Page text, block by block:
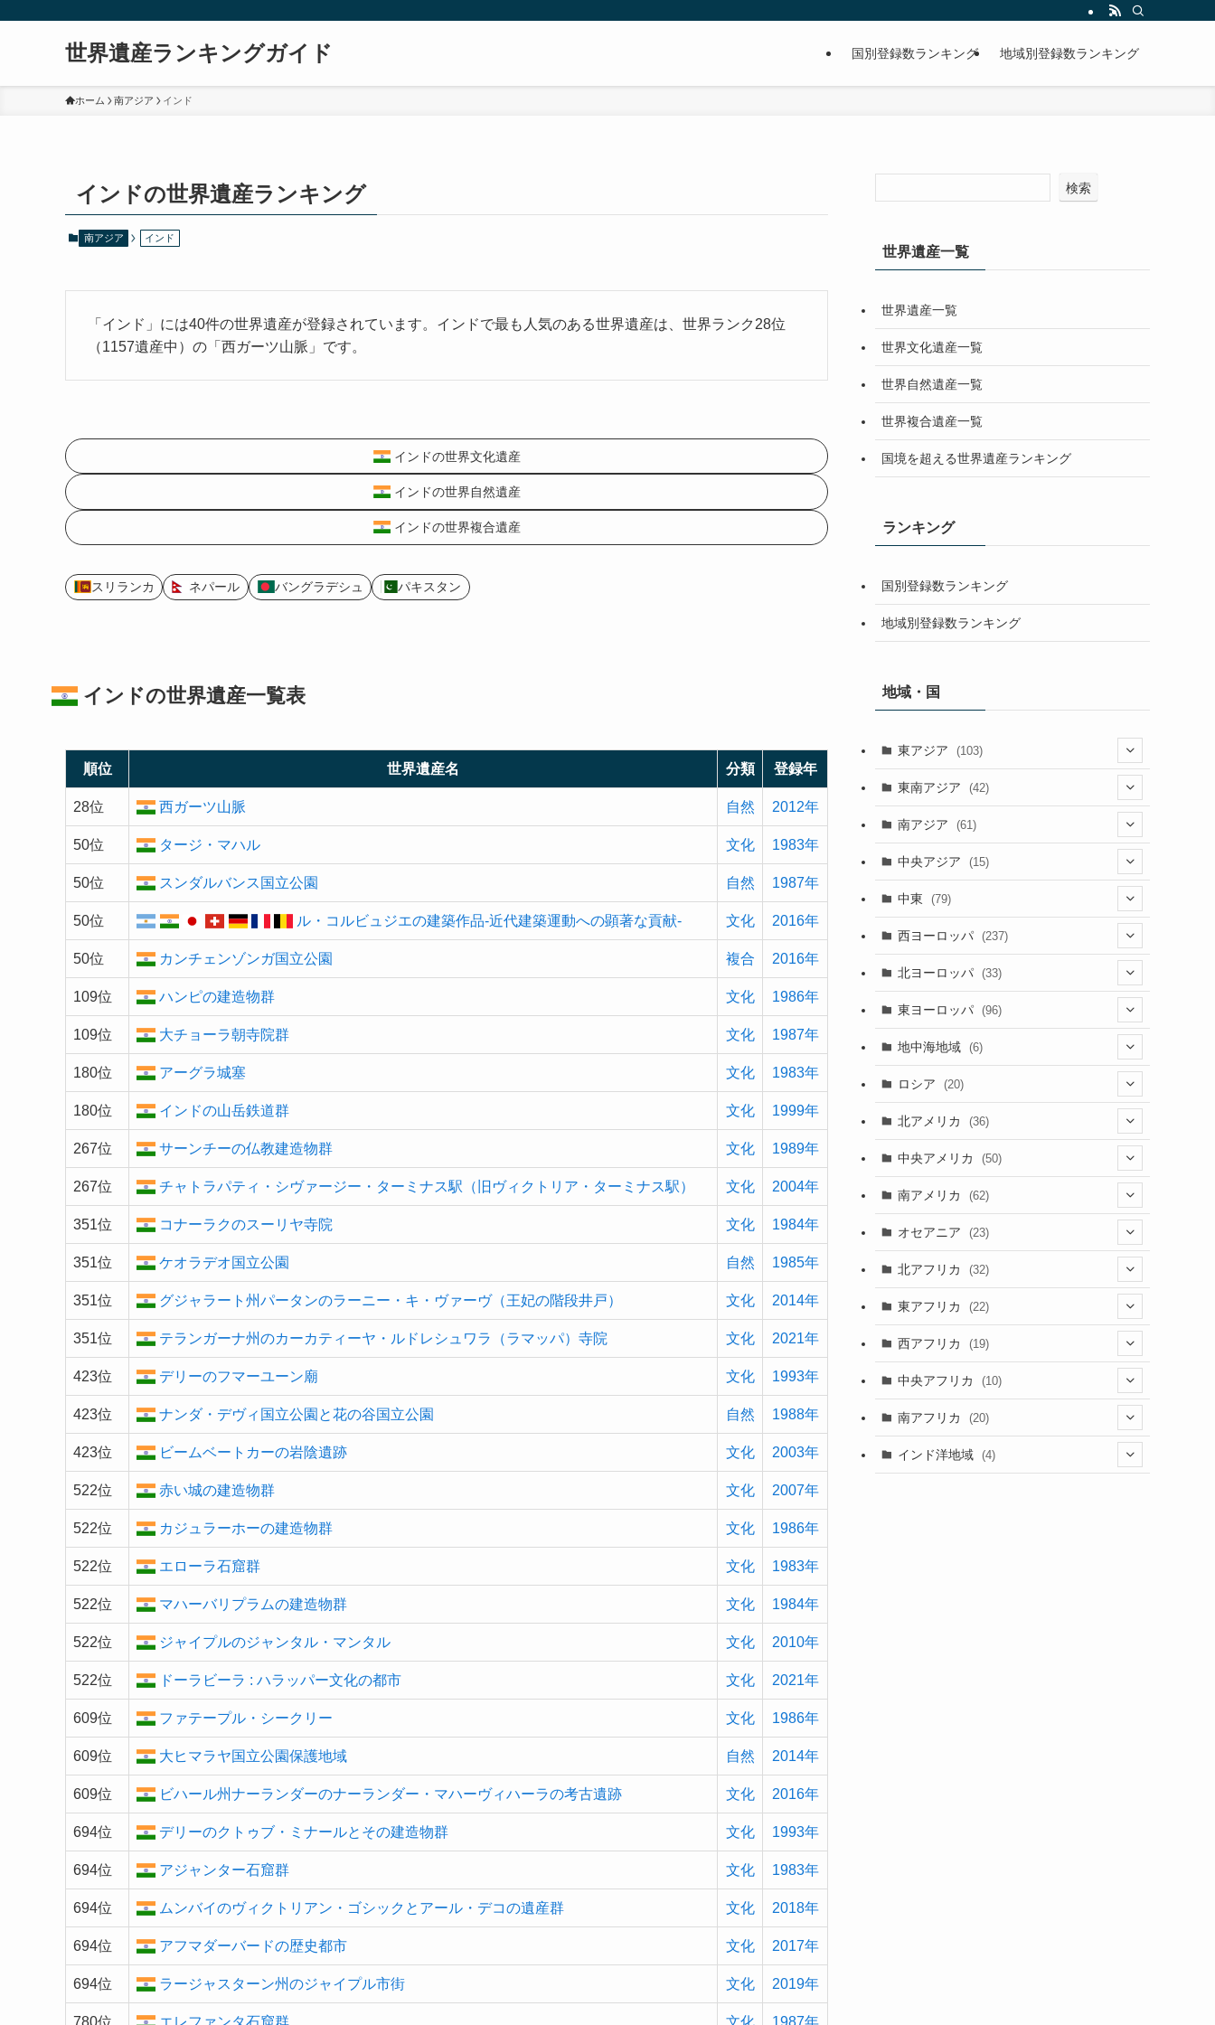
世界遺産ランキングガイド 国別登録数ランキング 地域別登録数ランキング
ホーム 南アジア インド
インドの世界遺産ランキング
南アジア インド
「インド」には40件の世界遺産が登録されています。インドで最も人気のある世界遺産は、世界ランク28位
（1157遺産中）の「西ガーツ山脈」です。
インドの世界文化遺産
インドの世界自然遺産
インドの世界複合遺産
スリランカ ネパール バングラデシュ パキスタン
インドの世界遺産一覧表
順位 世界遺産名 分類 登録年
28位 西ガーツ山脈 自然 2012年
50位 タージ・マハル 文化 1983年
50位 スンダルバンス国立公園 自然 1987年
50位 ル・コルビュジエの建築作品-近代建築運動への顕著な貢献- 文化 2016年
50位 カンチェンゾンガ国立公園 複合 2016年
109位 ハンピの建造物群 文化 1986年
109位 大チョーラ朝寺院群 文化 1987年
180位 アーグラ城塞 文化 1983年
180位 インドの山岳鉄道群 文化 1999年
267位 サーンチーの仏教建造物群 文化 1989年
267位 チャトラパティ・シヴァージー・ターミナス駅（旧ヴィクトリア・ターミナス駅） 文化 2004年
351位 コナーラクのスーリヤ寺院 文化 1984年
351位 ケオラデオ国立公園 自然 1985年
351位 グジャラート州パータンのラーニー・キ・ヴァーヴ（王妃の階段井戸） 文化 2014年
351位 テランガーナ州のカーカティーヤ・ルドレシュワラ（ラマッパ）寺院 文化 2021年
423位 デリーのフマーユーン廟 文化 1993年
423位 ナンダ・デヴィ国立公園と花の谷国立公園 自然 1988年
423位 ビームベートカーの岩陰遺跡 文化 2003年
522位 赤い城の建造物群 文化 2007年
522位 カジュラーホーの建造物群 文化 1986年
522位 エローラ石窟群 文化 1983年
522位 マハーバリプラムの建造物群 文化 1984年
522位 ジャイプルのジャンタル・マンタル 文化 2010年
522位 ドーラビーラ : ハラッパー文化の都市 文化 2021年
609位 ファテープル・シークリー 文化 1986年
609位 大ヒマラヤ国立公園保護地域 自然 2014年
609位 ビハール州ナーランダーのナーランダー・マハーヴィハーラの考古遺跡 文化 2016年
694位 デリーのクトゥブ・ミナールとその建造物群 文化 1993年
694位 アジャンター石窟群 文化 1983年
694位 ムンバイのヴィクトリアン・ゴシックとアール・デコの遺産群 文化 2018年
694位 アフマダーバードの歴史都市 文化 2017年
694位 ラージャスターン州のジャイプル市街 文化 2019年
検索
世界遺産一覧
世界遺産一覧
世界文化遺産一覧
世界自然遺産一覧
世界複合遺産一覧
国境を超える世界遺産ランキング
ランキング
国別登録数ランキング
地域別登録数ランキング
地域・国
東アジア (103)
(25)
(5)
(15)
東南アジア (42)
(9)
(3)
(8)
(4)
(2)
南アジア (61)
(40)
(6)
中央アジア (15)
(5)
中東 (79)
(2)
(1)
(20)
(5)
(1)
(12)
(1)
(3)
(5)
(5)
西ヨーロッパ (237)
(1)
(46)
(26)
(1)
(12)
(39)
(46)
(2)
(35)
(12)
(1)
北ヨーロッパ (33)
(3)
(13)
(8)
東ヨーロッパ (96)
(2)
(3)
(9)
(4)
(8)
(4)
(5)
(15)
(5)
地中海地域 (6)
(3)
(3)
ロシア (20)
(20)
北アメリカ (36)
(21)
(16)
中央アメリカ (50)
(1)
(6)
(3)
(1)
(1)
(1)
南アメリカ (62)
(7)
(3)
(4)
(5)
(21)
(6)
オセアニア (23)
(16)
(1)
(1)
(1)
北アフリカ (32)
(7)
(6)
(7)
東アフリカ (22)
(7)
(6)
(3)
西アフリカ (19)
(1)
(1)
中央アフリカ (10)
(1)
(2)
南アフリカ (20)
(1)
インド洋地域 (4)